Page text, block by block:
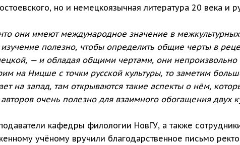
но и немецкоязычная литература 20 века и
они имеют международное значение в
изучение полезно, чтобы определить общие черты в
— и обладая общими чертами, они
на Ницше с точки русской культуры, то заметим
на запад, там открываются такие аспекты о нём,
очень полезно для взаимного обогащения двух
кафедры филологии НовГУ, а также
учёному вручили благодарственное письмо